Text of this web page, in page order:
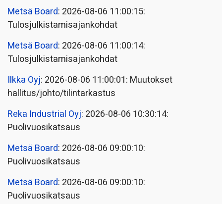
Metsä Board: 2026-08-06 11:00:15:
Tulosjulkistamisajankohdat
Metsä Board: 2026-08-06 11:00:14:
Tulosjulkistamisajankohdat
Ilkka Oyj: 2026-08-06 11:00:01: Muutokset
hallitus/johto/tilintarkastus
Reka Industrial Oyj: 2026-08-06 10:30:14:
Puolivuosikatsaus
Metsä Board: 2026-08-06 09:00:10:
Puolivuosikatsaus
Metsä Board: 2026-08-06 09:00:10:
Puolivuosikatsaus